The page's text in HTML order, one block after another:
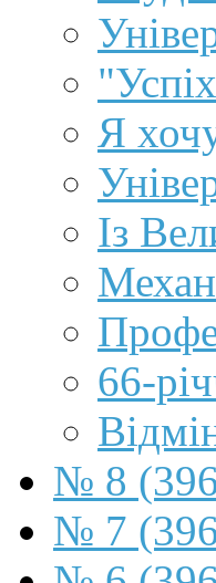
Я
Із
66-
№ 8
№ 7